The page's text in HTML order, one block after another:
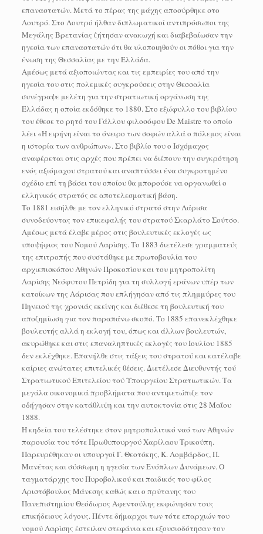
επαναστατών. Μετά το πέρας της μάχης αποσύρθηκε στο
Λουτρό. Στο Λουτρό ήλθαν διπλωματικοί αντιπρόσωποι της
Μεγάλης Βρετανίας ζήτησαν ανακωχή και διαβεβαίωσαν την
ηγεσία των επαναστατών ότι θα υλοποιηθούν οι πόθοι για την
ένωση της Θεσσαλίας με την Ελλάδα.
Αμέσως μετά αξιοποιώντας και τις εμπειρίες του από την
ηγεσία του στις πολεμικές συγκρούσεις στην Θεσσαλία
συνέγραψε μελέτη για την στρατιωτική οργάνωση της
Ελλάδας η οποία εκδόθηκε το 1880. Στο εξώφυλλο του βιβλίου
του έθεσε το ρητό του Γάλλου φιλοσόφου De Maistre το οποίο
λέει «Η ειρήνη είναι το όνειρο των σοφών αλλά ο πόλεμος είναι
η ιστορία των ανθρώπων». Στο βιβλίο του ο Ισχόμαχος
αναφέρεται στις αρχές που πρέπει να διέπουν την συγκρότηση
ενός αξιόμαχου στρατού και αναπτύσσει ένα συγκροτημένο
σχέδιο επί τη βάσει του οποίου θα μπορούσε να οργανωθεί ο
ελληνικός στρατός σε αποτελεσματική βάση.
Το 1881 εισήλθε με τον ελληνικό στρατό στην Λάρισα
συνοδεύοντας τον επικεφαλής του στρατού Σκαρλάτο Σούτσο.
Αμέσως μετά έλαβε μέρος στις βουλευτικές εκλογές ως
υποψήφιος του Νομού Λαρίσης. Το 1883 διετέλεσε γραμματεύς
της επιτροπής που συστάθηκε με πρωτοβουλία του
αρχιεπισκόπου Αθηνών Προκοπίου και του μητροπολίτη
Λαρίσης Νεόφυτου Πετρίδη για τη συλλογή εράνων υπέρ των
κατοίκων της Λάρισας που επλήγησαν από τις πλημμύρες του
Πηνειού της χρονιάς εκείνης και διέθεσε τη βουλευτική του
αποζημίωση για τον παραπάνω σκοπό. Το 1885 επανεκλέχθηκε
βουλευτής αλλά η εκλογή του, όπως και άλλων βουλευτών,
ακυρώθηκε και στις επαναληπτικές εκλογές του Ιουλίου 1885
δεν εκλέχθηκε. Επανήλθε στις τάξεις του στρατού και κατέλαβε
καίριες ανώτατες επιτελικές θέσεις. Διετέλεσε Διευθυντής τού
Στρατιωτικού Επιτελείου τού Υπουργείου Στρατιωτικών. Τα
μεγάλα οικονομικά προβλήματα που αντιμετώπιζε τον
οδήγησαν στην κατάθλιψη και την αυτοκτονία στις 28 Μαΐου
1888.
Η κηδεία του τελέστηκε στον μητροπολιτικό ναό των Αθηνών
παρουσία του τότε Πρωθυπουργού Χαρίλαου Τρικούπη.
Παρευρέθηκαν οι υπουργοί Γ. Θεοτόκης, Κ. Λομβάρδος, Π.
Μανέτας και σύσσωμη η ηγεσία των Ενόπλων Δυνάμεων. Ο
ταγματάρχης του Πυροβολικού και παιδικός του φίλος
Αριστόβουλος Μάνεσης καθώς και ο πρύτανης του
Πανεπιστημίου Θεόδωρος Αφεντούλης εκφώνησαν τους
επικήδειους λόγους. Πέντε δήμαρχοι των τότε επαρχιών του
νομού Λαρίσης έστειλαν στεφάνια και εξουσιοδότησαν τον